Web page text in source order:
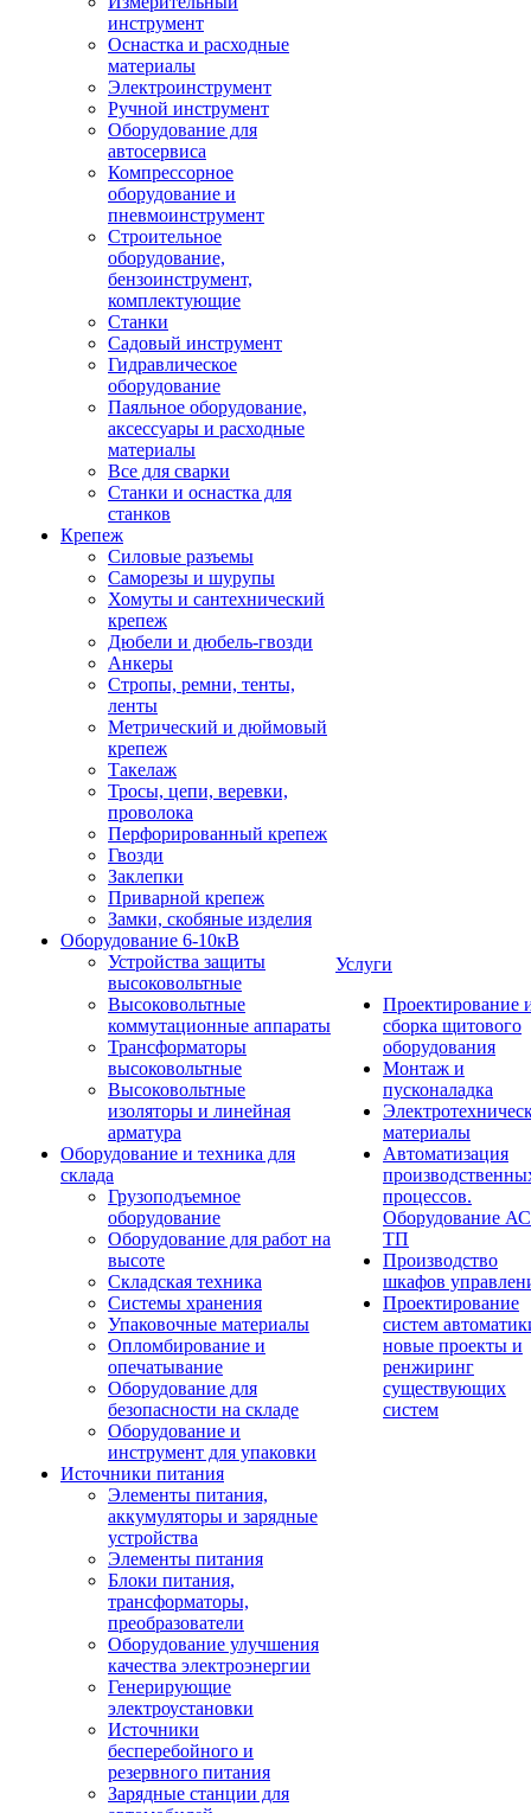
инструмент
Оснастка и расходные
материалы
Электроинструмент
Ручной инструмент
Оборудование для
автосервиса
Компрессорное
оборудование и
пневмоинструмент
Строительное
оборудование,
бензоинструмент,
комплектующие
Станки
Садовый инструмент
Гидравлическое
оборудование
Паяльное оборудование,
аксессуары и расходные
материалы
Все для сварки
Станки и оснастка для
станков
Крепеж
Силовые разъемы
Саморезы и шурупы
Хомуты и сантехнический
крепеж
Дюбели и дюбель-гвозди
Анкеры
Стропы, ремни, тенты,
ленты
Метрический и дюймовый
крепеж
Такелаж
Тросы, цепи, веревки,
проволока
Перфорированный крепеж
Гвозди
Заклепки
Приварной крепеж
Замки, скобяные изделия
Оборудование 6-10кВ
Устройства защиты
высоковольтные
Высоковольтные
коммутационные аппараты
Трансформаторы
высоковольтные
Высоковольтные
изоляторы и линейная
арматура
Оборудование и техника для
склада
Грузоподъемное
оборудование
Оборудование для работ на
высоте
Складская техника
Системы хранения
Упаковочные материалы
Опломбирование и
опечатывание
Оборудование для
безопасности на складе
Оборудование и
инструмент для упаковки
Источники питания
Элементы питания,
аккумуляторы и зарядные
устройства
Элементы питания
Блоки питания,
трансформаторы,
преобразователи
Оборудование улучшения
качества электроэнергии
Генерирующие
электроустановки
Источники
бесперебойного и
резервного питания
Зарядные станции для
Услуги
Проектирование
сборка щитового
оборудования
Монтаж и
пусконаладка
материалы
Автоматизация
процессов.
Оборудование
ТП
Производство
шкафов
Проектирование
систем
новые проекты и
ренжиринг
существующих
систем